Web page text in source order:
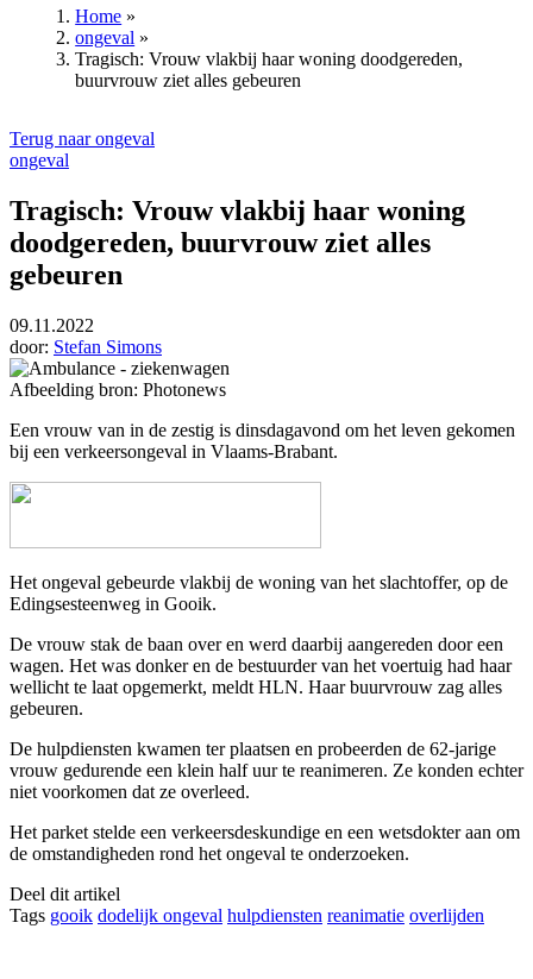
Kruimelpad
Home »
ongeval »
Tragisch: Vrouw vlakbij haar woning doodgereden,
buurvrouw ziet alles gebeuren
Terug naar ongeval
ongeval
Tragisch: Vrouw vlakbij haar woning
doodgereden, buurvrouw ziet alles
gebeuren
09.11.2022
door: Stefan Simons
Afbeelding bron: Photonews
Een vrouw van in de zestig is dinsdagavond om het leven gekomen
bij een verkeersongeval in Vlaams-Brabant.
Het ongeval gebeurde vlakbij de woning van het slachtoffer, op de
Edingsesteenweg in Gooik.
De vrouw stak de baan over en werd daarbij aangereden door een
wagen. Het was donker en de bestuurder van het voertuig had haar
wellicht te laat opgemerkt, meldt HLN. Haar buurvrouw zag alles
gebeuren.
De hulpdiensten kwamen ter plaatsen en probeerden de 62-jarige
vrouw gedurende een klein half uur te reanimeren. Ze konden echter
niet voorkomen dat ze overleed.
Het parket stelde een verkeersdeskundige en een wetsdokter aan om
de omstandigheden rond het ongeval te onderzoeken.
Deel dit artikel
Tags gooik dodelijk ongeval hulpdiensten reanimatie overlijden